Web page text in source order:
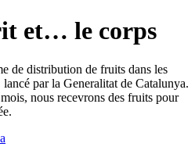
et… le corps
de distribution de fruits dans les
par la Generalitat de Catalunya.
nous recevrons des fruits pour